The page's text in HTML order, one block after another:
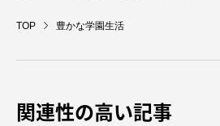
TOP 豊かな学園生活
関連性の高い記事